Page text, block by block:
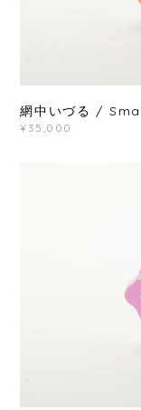
網中いづる /
¥35,000